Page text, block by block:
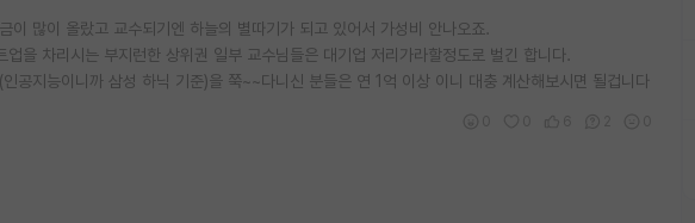
많이 올랐고 교수되기엔 하늘의 별따기가 되고 있어서 가성비 안나오죠.
을 차리시는 부지런한 상위권 일부 교수님들은 대기업 저리가라할정도로 벌긴 합니다.
공지능이니까 삼성 하닉 기준)을 쭉~~다니신 분들은 연 1억 이상 이니 대충 계산해보시면 될겁니다